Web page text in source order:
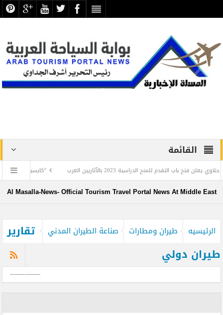
القائمة
الدراسية 2023 بالآثاريين العرب
“كايسيد” : الإعلام شريك أساسي في
مع نهاية العام الجاري
Al Masalla-News- Official Tourism Travel Portal News At Middle East
الرئيسيه طيران ومطارات صناعة الطيران المدني
تقارير
طيران دولي